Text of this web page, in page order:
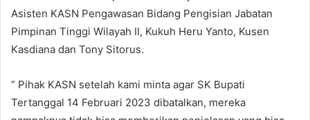
Asisten KASN Pengawasan Bidang Pengisian Jabatan
Pimpinan Tinggi Wilayah II, Kukuh Heru Yanto, Kusen
Kasdiana dan Tony Sitorus.
” Pihak KASN setelah kami minta agar SK Bupati
Tertanggal 14 Februari 2023 dibatalkan, mereka